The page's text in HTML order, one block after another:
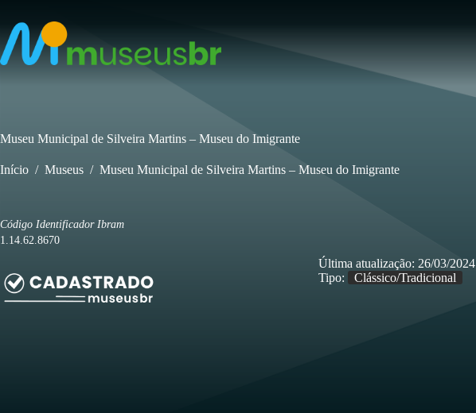
para
conteúdo
Museu Municipal de Silveira Martins – Museu do Imigrante
Início / Museus / Museu Municipal de Silveira Martins – Museu do Imigrante
Código Identificador Ibram
1.14.62.8670
Última atualização: 26/03/2024
Tipo:
Clássico/Tradicional